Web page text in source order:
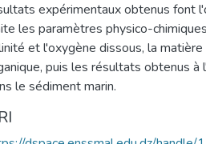
expérimentaux obtenus font
les paramètres physico-
et l'oxygène dissous, la
puis les résultats obtenus à
le sédiment marin.